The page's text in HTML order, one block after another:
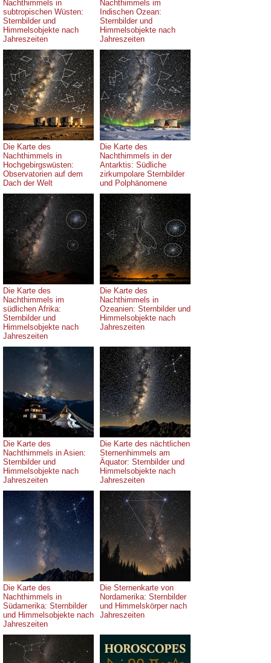
Nachthimmels in
subtropischen Wüsten:
Sternbilder und
Himmelsobjekte nach
Jahreszeiten
Nachthimmels im
Indischen Ozean:
Sternbilder und
Himmelsobjekte nach
Jahreszeiten
Die Karte des
Nachthimmels in
Hochgebirgswüsten:
Observatorien auf dem
Dach der Welt
Die Karte des
Nachthimmels in der
Antarktis: Südliche
zirkumpolare Sternbilder
und Polphänomene
Die Karte des
Nachthimmels im
südlichen Afrika:
Sternbilder und
Himmelsobjekte nach
Jahreszeiten
Die Karte des
Nachthimmels in
Ozeanien: Sternbilder und
Himmelsobjekte nach
Jahreszeiten
Die Karte des
Nachthimmels in Asien:
Sternbilder und
Himmelsobjekte nach
Jahreszeiten
Die Karte des nächtlichen
Sternenhimmels am
Äquator: Sternbilder und
Himmelsobjekte nach
Jahreszeiten
Die Karte des
Nachthimmels in
Südamerika: Sternbilder
und Himmelsobjekte nach
Jahreszeiten
Die Sternenkarte von
Nordamerika: Sternbilder
und Himmelskörper nach
Jahreszeiten